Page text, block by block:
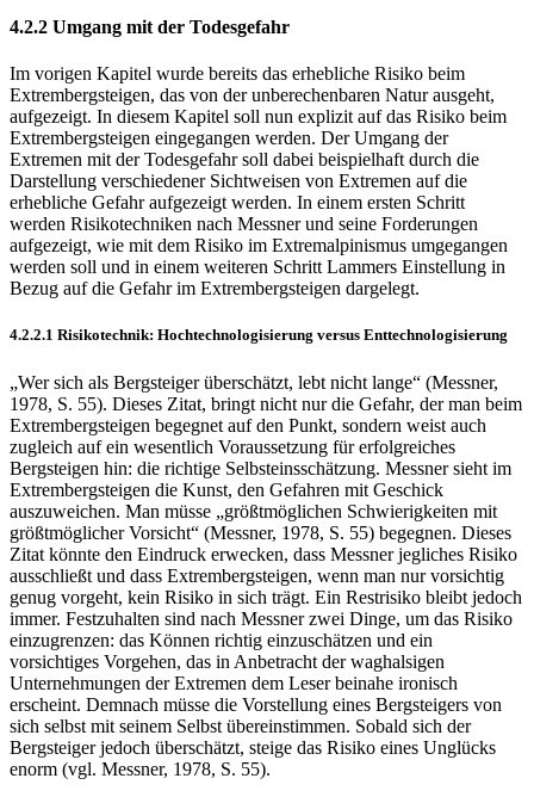
4.2.2 Umgang mit der Todesgefahr
Im vorigen Kapitel wurde bereits das erhebliche Risiko beim
Extrembergsteigen, das von der unberechenbaren Natur ausgeht,
aufgezeigt. In diesem Kapitel soll nun explizit auf das Risiko beim
Extrembergsteigen eingegangen werden. Der Umgang der
Extremen mit der Todesgefahr soll dabei beispielhaft durch die
Darstellung verschiedener Sichtweisen von Extremen auf die
erhebliche Gefahr aufgezeigt werden. In einem ersten Schritt
werden Risikotechniken nach Messner und seine Forderungen
aufgezeigt, wie mit dem Risiko im Extremalpinismus umgegangen
werden soll und in einem weiteren Schritt Lammers Einstellung in
Bezug auf die Gefahr im Extrembergsteigen dargelegt.
4.2.2.1 Risikotechnik: Hochtechnologisierung versus Enttechnologisierung
„Wer sich als Bergsteiger überschätzt, lebt nicht lange“ (Messner,
1978, S. 55). Dieses Zitat, bringt nicht nur die Gefahr, der man beim
Extrembergsteigen begegnet auf den Punkt, sondern weist auch
zugleich auf ein wesentlich Voraussetzung für erfolgreiches
Bergsteigen hin: die richtige Selbsteinsschätzung. Messner sieht im
Extrembergsteigen die Kunst, den Gefahren mit Geschick
auszuweichen. Man müsse „größtmöglichen Schwierigkeiten mit
größtmöglicher Vorsicht“ (Messner, 1978, S. 55) begegnen. Dieses
Zitat könnte den Eindruck erwecken, dass Messner jegliches Risiko
ausschließt und dass Extrembergsteigen, wenn man nur vorsichtig
genug vorgeht, kein Risiko in sich trägt. Ein Restrisiko bleibt jedoch
immer. Festzuhalten sind nach Messner zwei Dinge, um das Risiko
einzugrenzen: das Können richtig einzuschätzen und ein
vorsichtiges Vorgehen, das in Anbetracht der waghalsigen
Unternehmungen der Extremen dem Leser beinahe ironisch
erscheint. Demnach müsse die Vorstellung eines Bergsteigers von
sich selbst mit seinem Selbst übereinstimmen. Sobald sich der
Bergsteiger jedoch überschätzt, steige das Risiko eines Unglücks
enorm (vgl. Messner, 1978, S. 55).